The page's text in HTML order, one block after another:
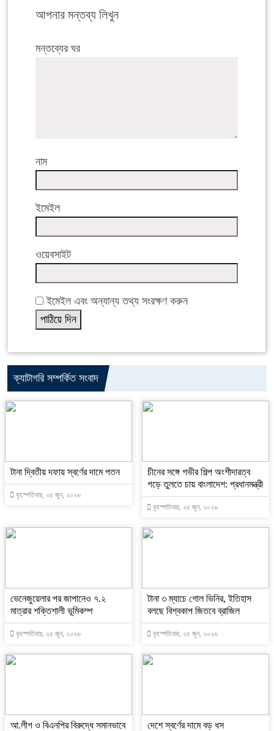
আপনার মন্তব্য লিখুন
মন্তব্যের ঘর
নাম
ইমেইল
ওয়েবসাইট
ইমেইল এবং অন্যান্য তথ্য সংরক্ষণ করুন
ক্যাটাগরি সম্পর্কিত সংবাদ
টানা দ্বিতীয় দফায় স্বর্ণের দামে পতন
বৃহস্পতিবার, ২৫ জুন, ২০২৬
চীনের সঙ্গে গভীর শিল্প অংশীদারত্ব
গড়ে তুলতে চায় বাংলাদেশ: প্রধানমন্ত্রী
বৃহস্পতিবার, ২৫ জুন, ২০২৬
ভেনেজুয়েলার পর জাপানেও ৭.২
মাত্রার শক্তিশালী ভূমিকম্প
বৃহস্পতিবার, ২৫ জুন, ২০২৬
টানা ৩ ম্যাচে গোল ভিনির, ইতিহাস
বলছে বিশ্বকাপ জিতবে ব্রাজিল
বৃহস্পতিবার, ২৫ জুন, ২০২৬
আ.লীগ ও বিএনপির বিরুদ্ধে সমানভাবে
দেশে স্বর্ণের দামে বড় ধস